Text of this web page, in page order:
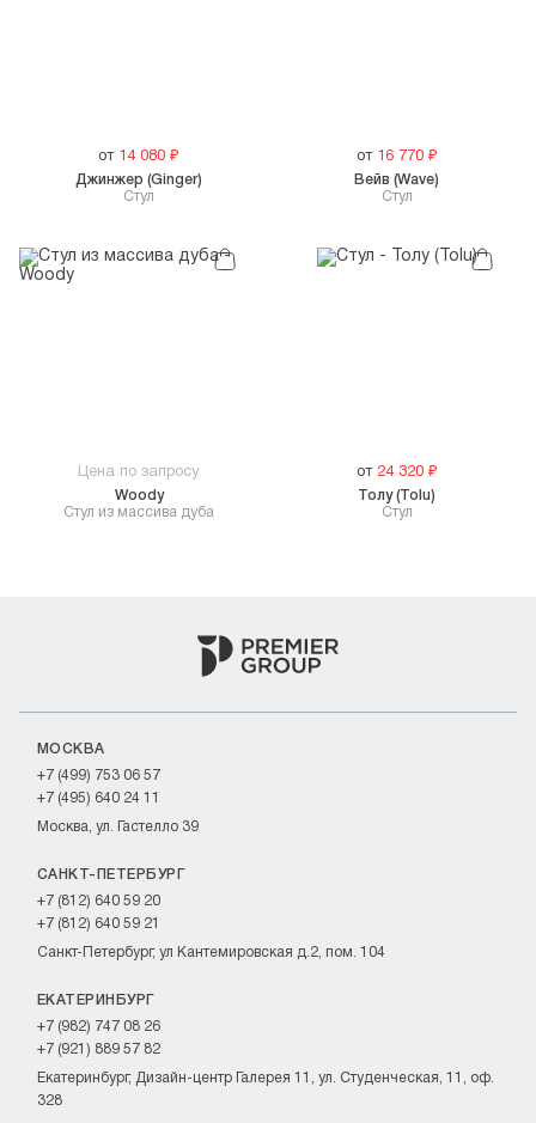
от 14 080 ₽
Стул
Джинжер (Ginger)
от 16 770₽
Стул
Вейв (Wave)
Цена по запросу
Стул из массива дуба
Woody
от 24 320₽
Стул
Толу (Tolu)
МОСКВА
+7 (499) 753 06 57
+7 (495) 640 24 11
Москва, ул. Гастелло 39
САНКТ-ПЕТЕРБУРГ
+7 (812) 640 59 20
+7 (812) 640 59 21
Санкт-Петербург, ул Кантемировская д.2, пом. 104
ЕКАТЕРИНБУРГ
+7 (982) 747 08 26
+7 (921) 889 57 82
Екатеринбург, Дизайн-центр Галерея 11, ул. Студенческая, 11, оф.
328